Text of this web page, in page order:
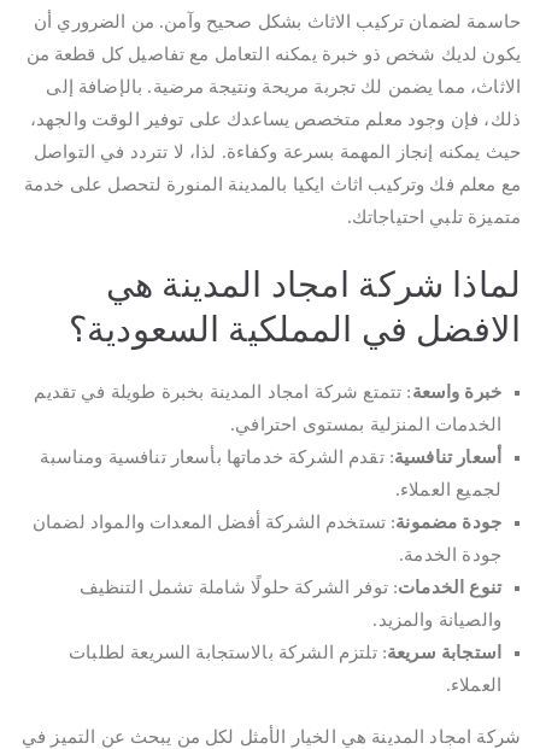
حاسمة لضمان تركيب الاثاث بشكل صحيح وآمن. من الضروري أن
يكون لديك شخص ذو خبرة يمكنه التعامل مع تفاصيل كل قطعة من
الاثاث، مما يضمن لك تجربة مريحة ونتيجة مرضية. بالإضافة إلى
ذلك، فإن وجود معلم متخصص يساعدك على توفير الوقت والجهد،
حيث يمكنه إنجاز المهمة بسرعة وكفاءة. لذا، لا تتردد في التواصل
مع معلم فك وتركيب اثاث ايكيا بالمدينة المنورة لتحصل على خدمة
متميزة تلبي احتياجاتك.
لماذا شركة امجاد المدينة هي
الافضل في المملكية السعودية؟
خبرة واسعة: تتمتع شركة امجاد المدينة بخبرة طويلة في تقديم
الخدمات المنزلية بمستوى احترافي.
أسعار تنافسية: تقدم الشركة خدماتها بأسعار تنافسية ومناسبة
لجميع العملاء.
جودة مضمونة: تستخدم الشركة أفضل المعدات والمواد لضمان
جودة الخدمة.
تنوع الخدمات: توفر الشركة حلولًا شاملة تشمل التنظيف
والصيانة والمزيد.
استجابة سريعة: تلتزم الشركة بالاستجابة السريعة لطلبات
العملاء.
شركة امجاد المدينة هي الخيار الأمثل لكل من يبحث عن التميز في